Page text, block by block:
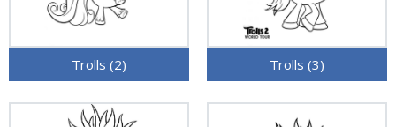
Trolls (2) Trolls (3)